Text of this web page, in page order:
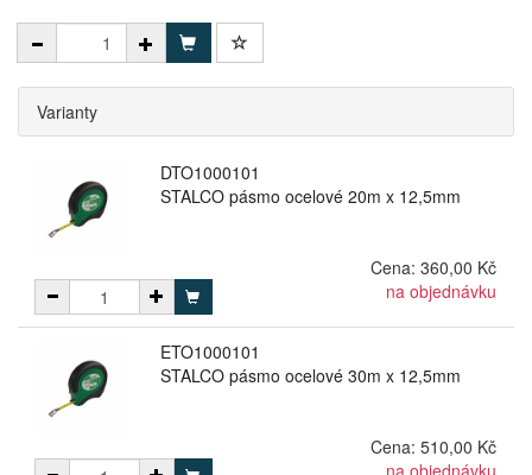
Varianty
DTO1000101
STALCO pásmo ocelové 20m x 12,5mm
Cena: 360,00 Kč
na objednávku
ETO1000101
STALCO pásmo ocelové 30m x 12,5mm
Cena: 510,00 Kč
na objednávku